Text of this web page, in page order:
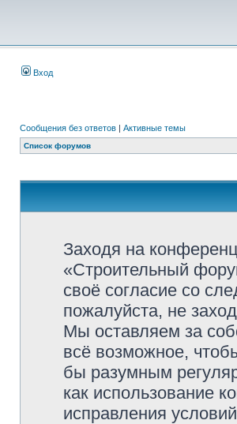
Вход
Сообщения без ответов | Активные темы
Список форумов
Заходя на
«Строительный
своё согласие со
пожалуйста, не
Мы оставляем за
всё возможное,
бы разумным
как использование
исправления